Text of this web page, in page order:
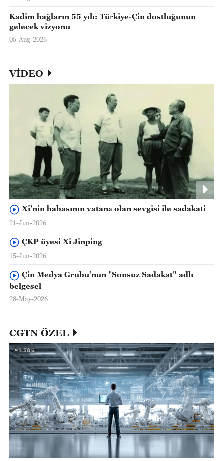
Kadim bağların 55 yılı: Türkiye-Çin dostluğunun
gelecek vizyonu
05-Aug-2026
VİDEO
Xi'nin babasının vatana olan sevgisi ile sadakati
21-Jun-2026
ÇKP üyesi Xi Jinping
15-Jun-2026
Çin Medya Grubu’nun "Sonsuz Sadakat" adlı
belgesel
28-May-2026
CGTN ÖZEL